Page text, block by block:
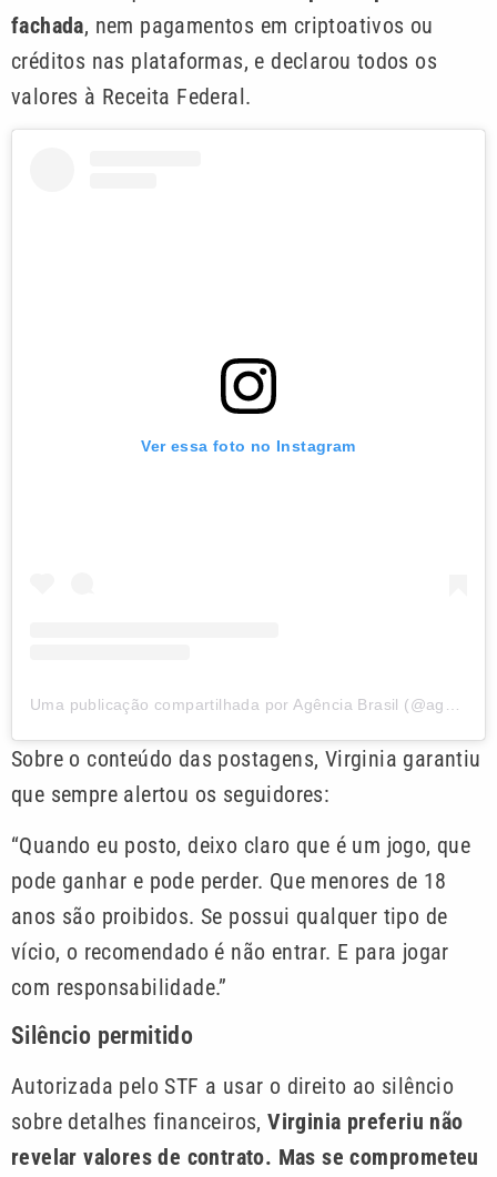
fachada, nem pagamentos em criptoativos ou
créditos nas plataformas, e declarou todos os
valores à Receita Federal.
Ver essa foto no Instagram
Sobre o conteúdo das postagens, Virginia garantiu
que sempre alertou os seguidores:
“Quando eu posto, deixo claro que é um jogo, que
pode ganhar e pode perder. Que menores de 18
anos são proibidos. Se possui qualquer tipo de
vício, o recomendado é não entrar. E para jogar
com responsabilidade.”
Silêncio permitido
Autorizada pelo STF a usar o direito ao silêncio
sobre detalhes financeiros,Virginia preferiu não
revelar valores de contrato. Mas se comprometeu